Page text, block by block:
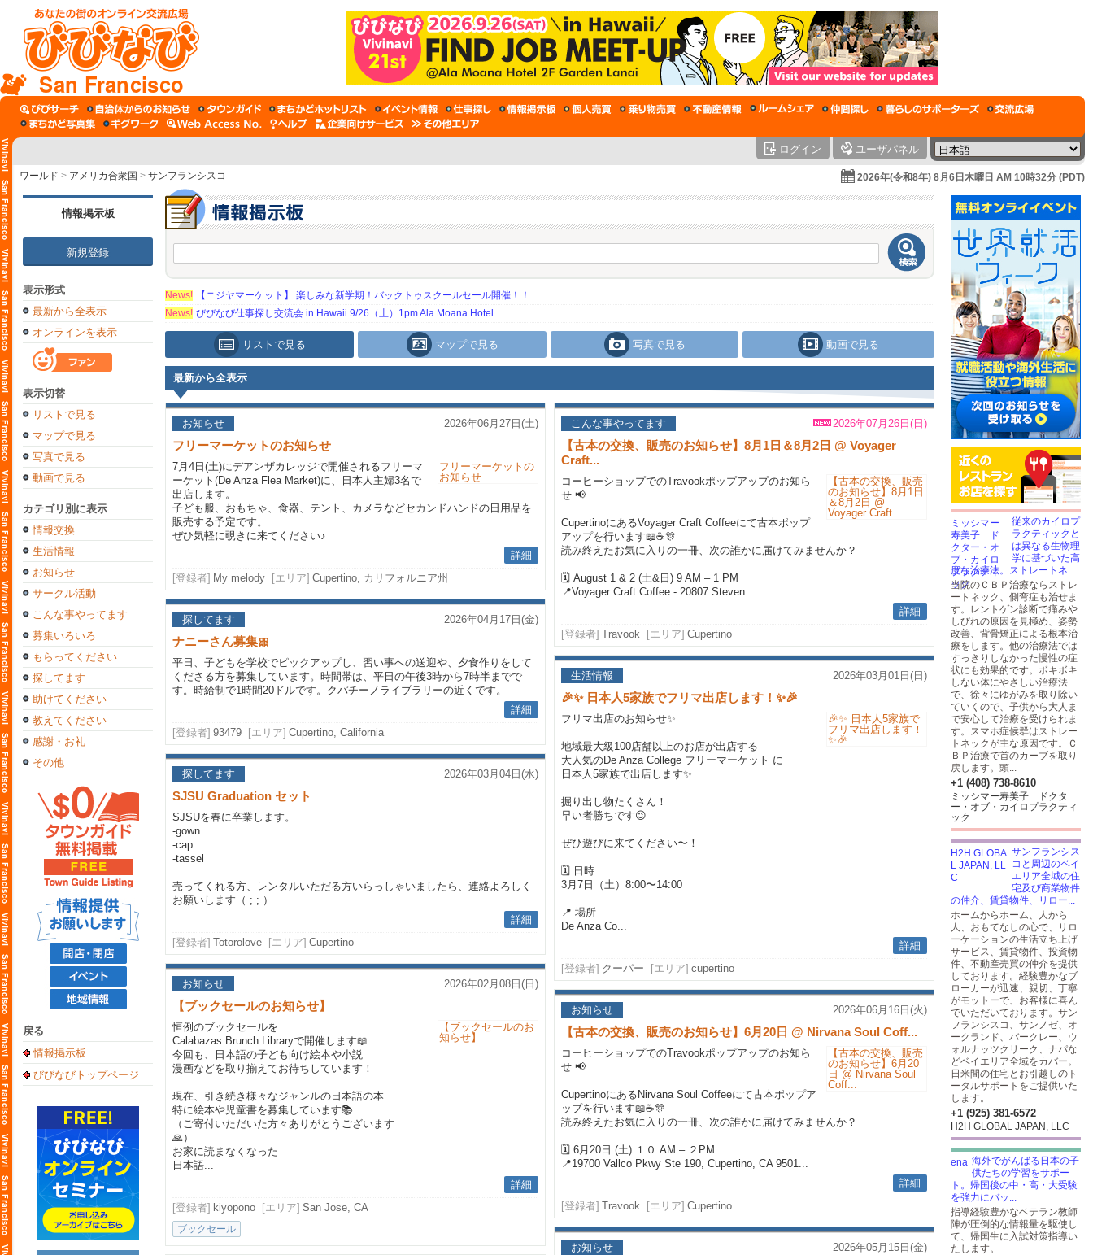
San Francisco
ログイン ユーザパネル
ワールド > アメリカ合衆国 > サンフランシスコ 2026年(令和8年) 8月6日木曜日 AM 10時32分 (PDT)
情報掲示板
新規登録
表示形式
最新から全表示
オンラインを表示
表示切替
リストで見る
マップで見る
写真で見る
動画で見る
カテゴリ別に表示
情報交換
生活情報
お知らせ
サークル活動
こんな事やってます
募集いろいろ
もらってください
探してます
助けてください
教えてください
感謝・お礼
その他
戻る
情報掲示板
びびなびトップページ
News!
【ニジヤマーケット】 楽しみな新学期！バックトゥスクールセール開催！！
News! びびなび仕事探し交流会 in Hawaii 9/26（土）1pm Ala Moana Hotel
リストで見る マップで見る 写真で見る 動画で見る
最新から全表示
お知らせ 2026年06月27日(土)
フリーマーケットのお知らせ
7月4日(土)にデアンザカレッジで開催されるフリーマ
ーケット(De Anza Flea Market)に、日本人主婦3名で
出店します。
子ども服、おもちゃ、食器、テント、カメラなどセカンドハンドの日用品を
販売する予定です。
ぜひ気軽に覗きに来てください♪
詳細
[登録者] My melody [エリア] Cupertino, カリフォルニア州
探してます 2026年04月17日(金)
ナニーさん募集🎀
平日、子どもを学校でピックアップし、習い事への送迎や、夕食作りをして
くださる方を募集しています。時間帯は、平日の午後3時から7時半までで
す。時給制で1時間20ドルです。クパチーノライブラリーの近くです。
詳細
[登録者] 93479 [エリア] Cupertino, California
探してます 2026年03月04日(水)
SJSU Graduation セット
SJSUを春に卒業します。
-gown
-cap
-tassel
売ってくれる方、レンタルいただる方いらっしゃいましたら、連絡よろしく
お願いします（ ; ; ）
詳細
[登録者] Totorolove [エリア] Cupertino
お知らせ 2026年02月08日(日)
【ブックセールのお知らせ】
恒例のブックセールを
Calabazas Brunch Libraryで開催します📖
今回も、日本語の子ども向け絵本や小説
漫画などを取り揃えてお待ちしています！
現在、引き続き様々なジャンルの日本語の本
特に絵本や児童書を募集しています📚
（ご寄付いただいた方々ありがとうございます
🙏）
お家に読まなくなった
日本語...
詳細
[登録者] kiyopono [エリア] San Jose, CA
ブックセール
こんな事やってます 2026年07月26日(日)
【古本の交換、販売のお知らせ】8月1日＆8月2日 @ Voyager
Craft...
コーヒーショップでのTravookポップアップのお知ら
せ 📢
CupertinoにあるVoyager Craft Coffeeにて古本ポップ
アップを行います📖☕🎊
読み終えたお気に入りの一冊、次の誰かに届けてみませんか？
🗓 August 1 & 2 (土&日) 9 AM – 1 PM
📍Voyager Craft Coffee - 20807 Steven...
詳細
[登録者] Travook [エリア] Cupertino
生活情報 2026年03月01日(日)
🎉✨ 日本人5家族でフリマ出店します！✨🎉
フリマ出店のお知らせ✨
地域最大級100店舗以上のお店が出店する
大人気のDe Anza College フリーマーケット に
日本人5家族で出店します✨
掘り出し物たくさん！
早い者勝ちです😉
ぜひ遊びに来てください〜！
🗓 日時
3月7日（土）8:00〜14:00
📍 場所
De Anza Co...
詳細
[登録者] クーパー [エリア] cupertino
お知らせ 2026年06月16日(火)
【古本の交換、販売のお知らせ】6月20日 @ Nirvana Soul Coff...
コーヒーショップでのTravookポップアップのお知ら
せ 📢
CupertinoにあるNirvana Soul Coffeeにて古本ポップア
ップを行います📖☕🎊
読み終えたお気に入りの一冊、次の誰かに届けてみませんか？
🗓 6月20日 (土) １０ AM – ２PM
📍19700 Vallco Pkwy Ste 190, Cupertino, CA 9501...
詳細
[登録者] Travook [エリア] Cupertino
お知らせ 2026年05月15日(金)
従来のカイロプ
ラクティックと
は異なる生物理
学に基づいた高
度な治療法。ストレートネ...
当院のＣＢＰ治療ならストレ
ートネック、側弯症も治せま
す。レントゲン診断で痛みや
しびれの原因を見極め、姿勢
改善、背骨矯正による根本治
療をします。他の治療法では
すっきりしなかった慢性の症
状にも効果的です。ボキボキ
しない体にやさしい治療法
で、徐々にゆがみを取り除い
ていくので、子供から大人ま
で安心して治療を受けられま
す。スマホ症候群はストレー
トネックが主な原因です。Ｃ
ＢＰ治療で首のカーブを取り
戻します。頭...
+1 (408) 738-8610
ミッシマー寿美子 ドクタ
ー・オブ・カイロプラクティ
ック
サンフランシス
コと周辺のベイ
エリア全域の住
宅及び商業物件
の仲介、賃貸物件、リロー...
ホームからホーム、人から
人、おもてなしの心で、リロ
ーケーションの生活立ち上げ
サービス、賃貸物件、投資物
件、不動産売買の仲介を提供
しております。経験豊かなブ
ローカーが迅速、親切、丁寧
がモットーで、お客様に喜ん
でいただいております。サン
フランシスコ、サンノゼ、オ
ークランド、バークレー、ウ
ォルナッツクリーク、ナパな
どベイエリア全域をカバー。
日米間の住宅とお引越しのト
ータルサポートをご提供いた
します。
+1 (925) 381-6572
H2H GLOBAL JAPAN, LLC
海外でがんばる日本の子
供たちの学習をサポー
ト。帰国後の中・高・大受験
を強力にバッ...
指導経験豊かなベテラン教師
陣が圧倒的な情報量を駆使し
て、帰国生に入試対策指導い
たします。